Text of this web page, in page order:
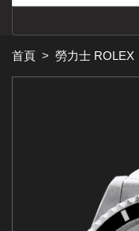
首頁 > 勞力士 ROLEX